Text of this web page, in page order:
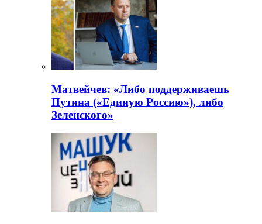
Матвейчев: «Либо поддерживаешь
Путина («Единую Россию»), либо
Зеленского»